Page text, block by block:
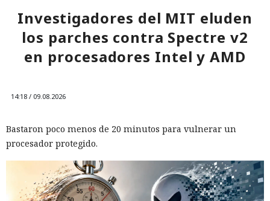
Investigadores del MIT eluden
los parches contra Spectre v2
en procesadores Intel y AMD
14:18 / 09.08.2026
Bastaron poco menos de 20 minutos para vulnerar un
procesador protegido.